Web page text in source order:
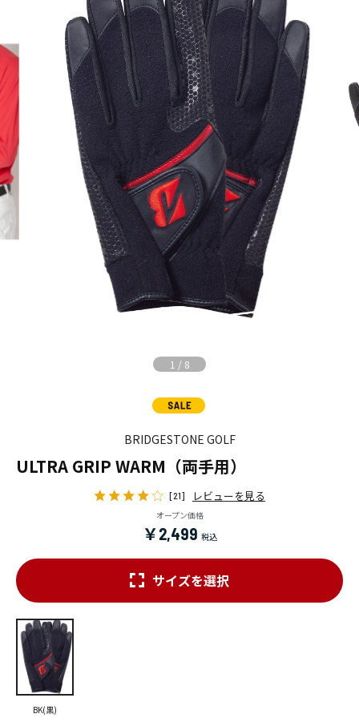
1 / 8
BRIDGESTONE GOLF
ULTRA GRIP WARM（両手用）
[21] レビューを見る
オープン価格
￥2,499
サイズを選択
BK(黒)